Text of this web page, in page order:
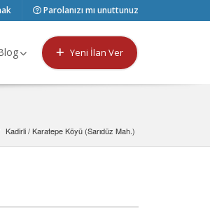
Parolanızı mı unuttunuz
Yeni İlan Ver
Kadirli / Karatepe Köyü (Sarıdüz Mah.)